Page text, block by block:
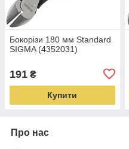
Бокорізи 180 мм Standard
SIGMA (4352031)
191 ₴
Купити
Про нас